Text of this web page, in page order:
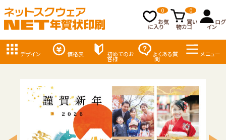
お気
に入り
0
買い
物カゴ
0
ログ
イン
デザイン 価格表 初めてのお
客様
よくある質
問
メニュー